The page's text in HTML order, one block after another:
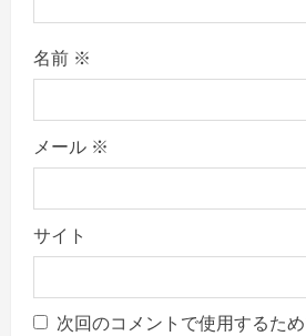
名前 ※
メール ※
サイト
次回のコメントで使用するた